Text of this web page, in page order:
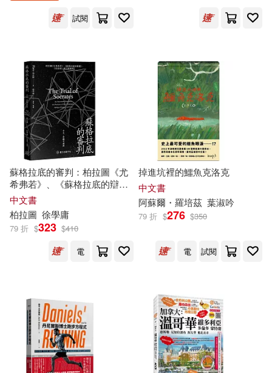
（美）尼古拉·特斯拉(15)
(美)弗蘭克·鮑姆(14)
Matt Coler(14)
《幸福拉薩文庫》編委會(14)
アンギャマン(14) 丁昀(14)
中國國家博物館(14)
中國辯證唯物主義研究會(14)
北京出版社(90)
外文出版社(90)
民族出版社(90) 墨刻(89)
安徽少年兒童出版社(89)
法律出版社(89) Profil(88)
クラックス(88)
上海教育出版社(87)
明天出版社(87)
試閱
蘇格拉底的審判：柏拉圖《尤
希弗若》、《蘇格拉底的辯
護》、《克里同》譯注與解析
中文書
柏拉圖 徐學庸
79 折 $323 $410
電
掉進坑裡的鱷魚克洛克
中文書
阿蘇爾・羅培茲 葉淑吟
79 折 $276 $350
電 試閱